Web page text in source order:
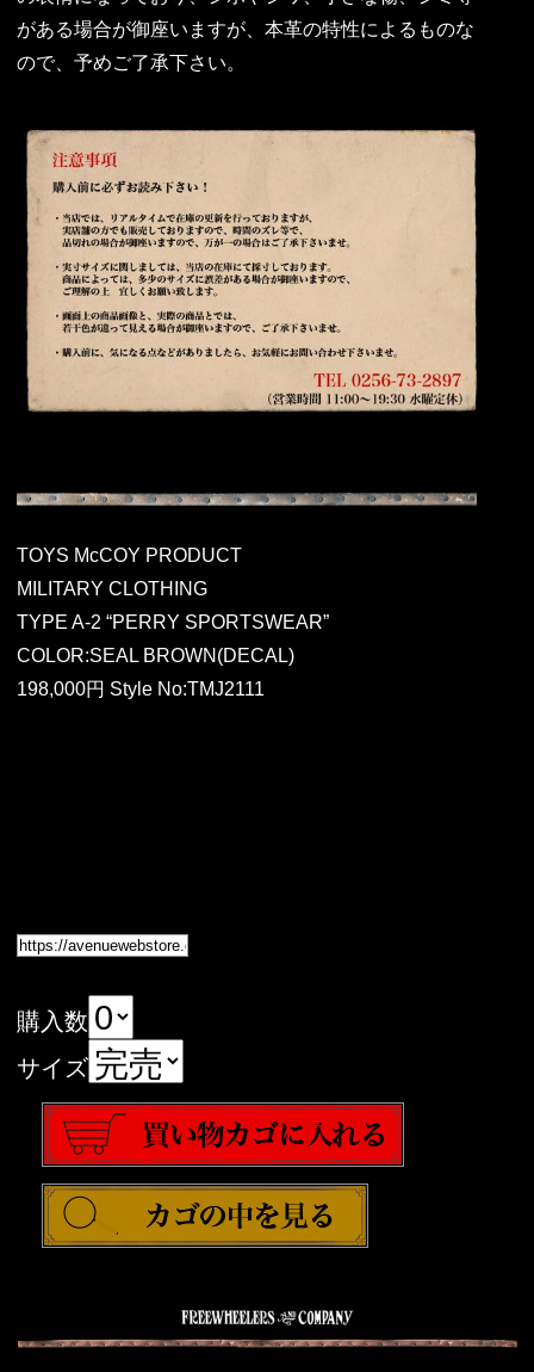
がある場合が御座いますが、本革の特性によるものな
ので、予めご了承下さい。
TOYS McCOY PRODUCT
MILITARY CLOTHING
TYPE A-2 “PERRY SPORTSWEAR”
COLOR:SEAL BROWN(DECAL)
198,000円 Style No:TMJ2111
購入数
サイズ